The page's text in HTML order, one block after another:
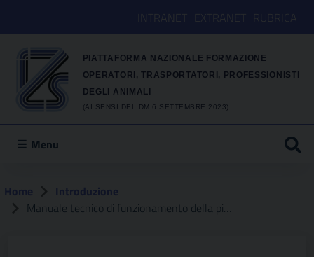
INTRANET EXTRANET RUBRICA
PIATTAFORMA NAZIONALE FORMAZIONE
OPERATORI, TRASPORTATORI, PROFESSIONISTI
DEGLI ANIMALI
(AI SENSI DEL DM 6 SETTEMBRE 2023)
Menu
Home
Introduzione
Manuale tecnico di funzionamento della piattaforma informativa nazionale per la formazione degli operatori, i trasportatori ed i professionisti degli animali di cui al DM 6 settembre 2023